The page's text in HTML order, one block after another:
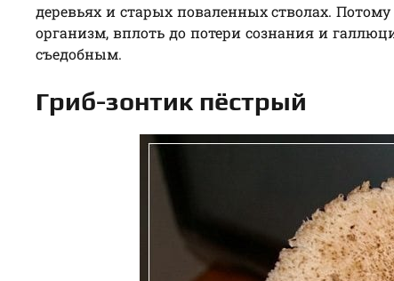
деревьях и старых поваленных стволах.
организм, вплоть до потери сознания и
съедобным.
Гриб-зонтик пёстрый